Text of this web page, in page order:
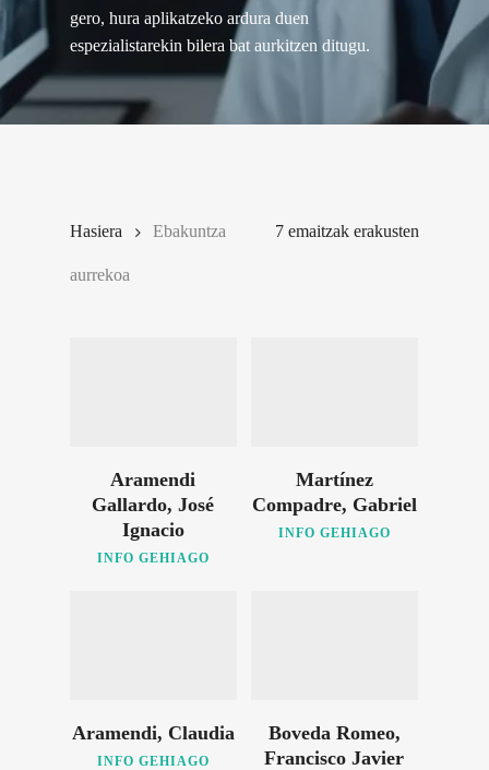
gero, hura aplikatzeko ardura duen
espezialistarekin bilera bat aurkitzen ditugu.
7 emaitzak erakusten
Hasiera Ebakuntza
aurrekoa
Aramendi
Gallardo, José
Ignacio
INFO GEHIAGO
Martínez
Compadre, Gabriel
INFO GEHIAGO
Aramendi, Claudia
INFO GEHIAGO
Boveda Romeo,
Francisco Javier